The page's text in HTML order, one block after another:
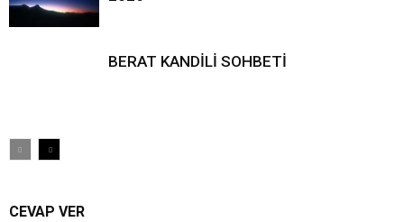
BERAT KANDİLİ SOHBETİ
CEVAP VER